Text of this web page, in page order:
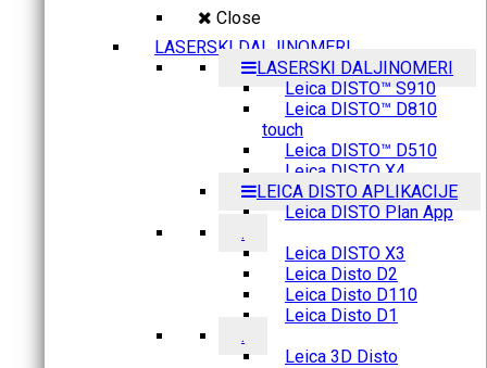
Close
LASERSKI DALJINOMERI
LASERSKI DALJINOMERI
Leica DISTO™ S910
Leica DISTO™ D810
touch
Leica DISTO™ D510
Leica DISTO X4
LEICA DISTO APLIKACIJE
Leica DISTO Plan App
.
Leica DISTO X3
Leica Disto D2
Leica Disto D110
Leica Disto D1
.
Leica 3D Disto